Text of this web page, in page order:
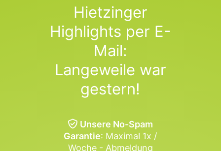
Hietzinger
Highlights per E-
Mail:
Langeweile war
gestern!
Unsere No-Spam
Garantie: Maximal 1x /
Woche - Abmeldung